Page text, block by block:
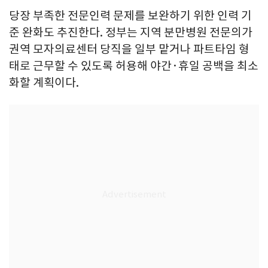
당장 부족한 전문인력 문제를 보완하기 위한 인력 기
준 완화도 추진한다. 정부는 지역 분만병원 전문의가
권역 모자의료센터 당직을 일부 맡거나 파트타임 형
태로 근무할 수 있도록 허용해 야간·휴일 공백을 최소
화할 계획이다.